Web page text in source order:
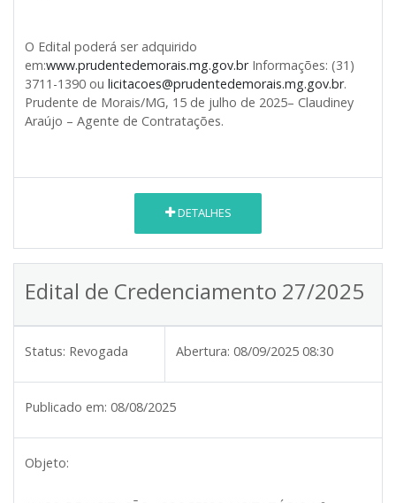
O Edital poderá ser adquirido
em:www.prudentedemorais.mg.gov.brInformações: (31)
3711-1390 ou licitacoes@prudentedemorais.mg.gov.br.
Prudente de Morais/MG, 15 de julho de 2025– Claudiney
Araújo – Agente de Contratações.
DETALHES
Edital de Credenciamento 27/2025
Status: Revogada Abertura: 08/09/2025 08:30
Publicado em: 08/08/2025
Objeto: